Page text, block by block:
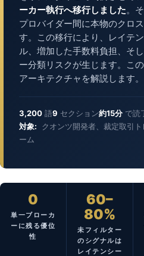
ーカー執行へ移行しました。
プロバイダー間に本物のクロ
す。この移行により、レイテ
ル、増加した手数料負担、そ
ー分類リスクが生じます。こ
アーキテクチャを解説します。
3,200 語9 セクション約15分 で読
対象:
クオンツ開発者、裁定取引
ーム
0
単一ブローカ
ーに残る優位
性
60–
80%
未フィルター
のシグナルは
レイテンシー